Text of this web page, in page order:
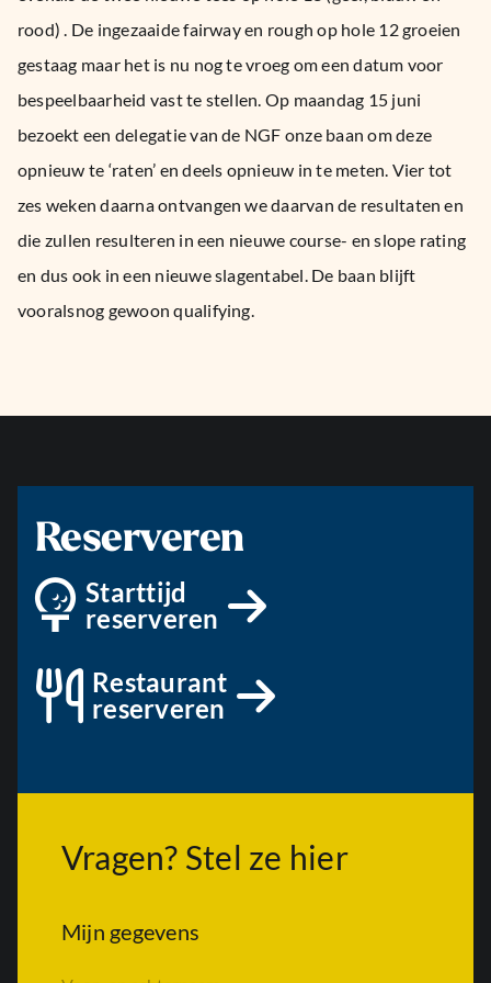
rood) . De ingezaaide fairway en rough op hole 12 groeien
gestaag maar het is nu nog te vroeg om een datum voor
bespeelbaarheid vast te stellen. Op maandag 15 juni
bezoekt een delegatie van de NGF onze baan om deze
opnieuw te ‘raten’ en deels opnieuw in te meten. Vier tot
zes weken daarna ontvangen we daarvan de resultaten en
die zullen resulteren in een nieuwe course- en slope rating
en dus ook in een nieuwe slagentabel. De baan blijft
vooralsnog gewoon qualifying.
Reserveren
Starttijd
reserveren
Restaurant
reserveren
Vragen? Stel ze hier
Mijn gegevens